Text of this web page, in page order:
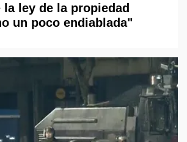
ley de la propiedad
un poco endiablada"